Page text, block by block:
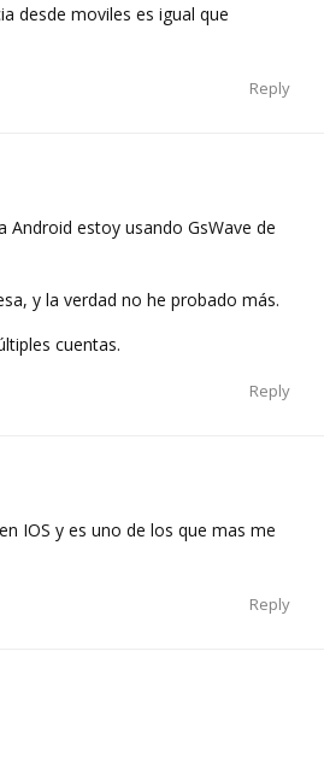
desde moviles es igual que
Reply
Android estoy usando GsWave de
y la verdad no he probado más.
cuentas.
Reply
IOS y es uno de los que mas me
Reply